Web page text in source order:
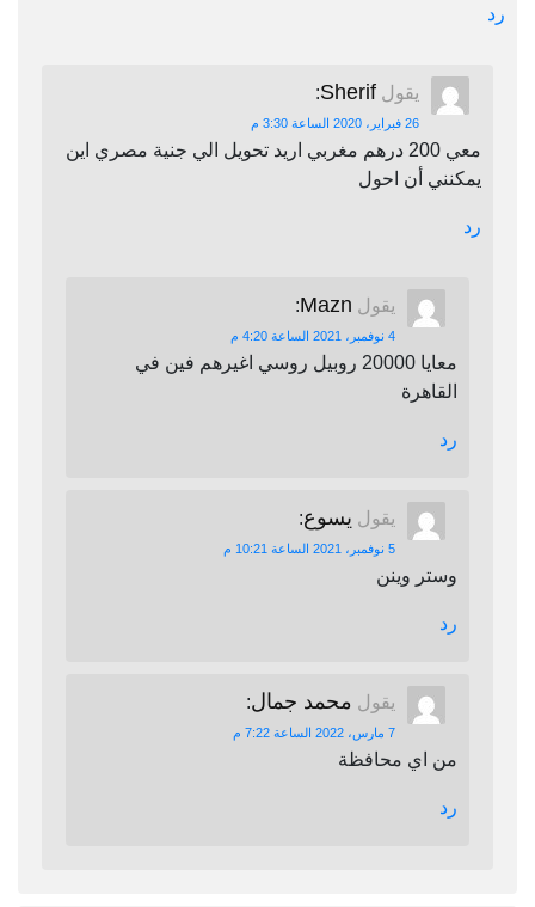
رد
يقول Sherif
:
26 فبراير، 2020 الساعة 3:30 م
معي 200 درهم مغربي اريد تحويل الي جنية مصري اين
يمكنني أن احول
رد
يقول Mazn
:
4 نوفمبر، 2021 الساعة 4:20 م
معايا 20000 روبيل روسي اغيرهم فين في
القاهرة
رد
يقول يسوع:
5 نوفمبر، 2021 الساعة 10:21 م
وستر وينن
رد
يقول محمد جمال:
7 مارس، 2022 الساعة 7:22 م
من اي محافظة
رد